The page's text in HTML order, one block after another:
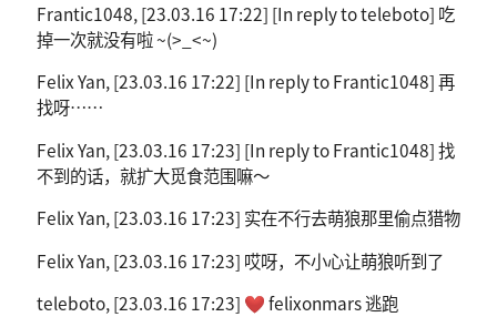
Frantic1048, [23.03.16 17:22] [In reply to teleboto] 吃
掉一次就没有啦 ~(>_<~)
Felix Yan, [23.03.16 17:22] [In reply to Frantic1048] 再
找呀……
Felix Yan, [23.03.16 17:23] [In reply to Frantic1048] 找
不到的话，就扩大觅食范围嘛～
Felix Yan, [23.03.16 17:23] 实在不行去萌狼那里偷点猎物
Felix Yan, [23.03.16 17:23] 哎呀，不小心让萌狼听到了
teleboto, [23.03.16 17:23] ❤️ felixonmars 逃跑